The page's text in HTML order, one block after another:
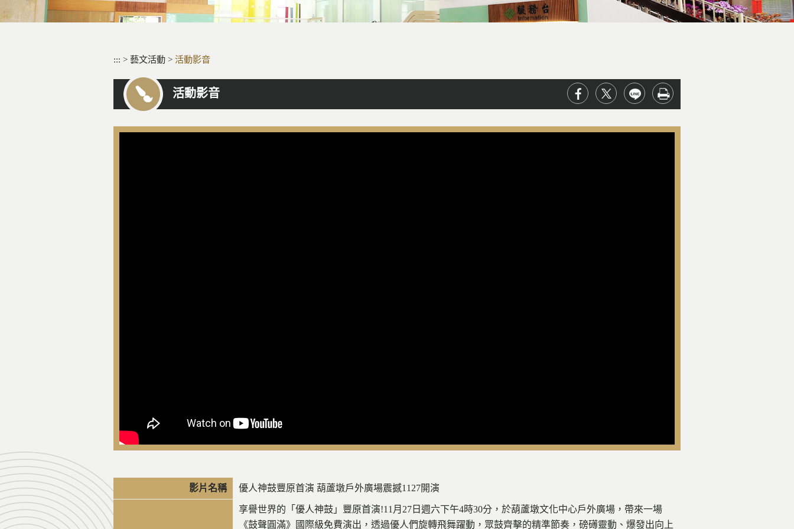
::: > 藝文活動 > 活動影音
活動影音
影片名稱 優人神鼓豐原首演 葫蘆墩戶外廣場震撼1127開演
享譽世界的「優人神鼓」豐原首演!11月27日週六下午4時30分，於葫蘆墩文化中心戶外廣場，帶來一場
《鼓聲圓滿》國際級免費演出，透過優人們旋轉飛舞躍動，眾鼓齊擊的精準節奏，磅礡靈動、爆發出向上